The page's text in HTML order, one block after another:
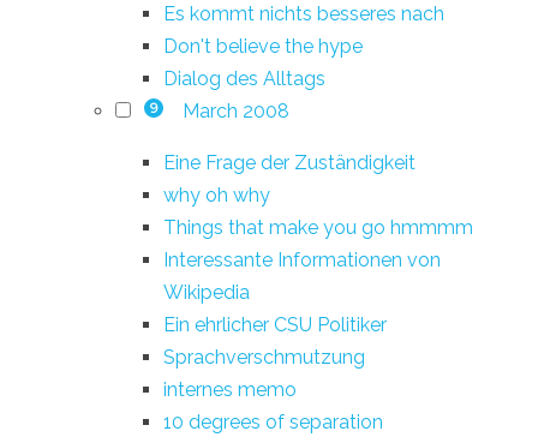
Es kommt nichts besseres nach
Don't believe the hype
Dialog des Alltags
9 March 2008
Eine Frage der Zuständigkeit
why oh why
Things that make you go hmmmm
Interessante Informationen von
Wikipedia
Ein ehrlicher CSU Politiker
Sprachverschmutzung
internes memo
10 degrees of separation